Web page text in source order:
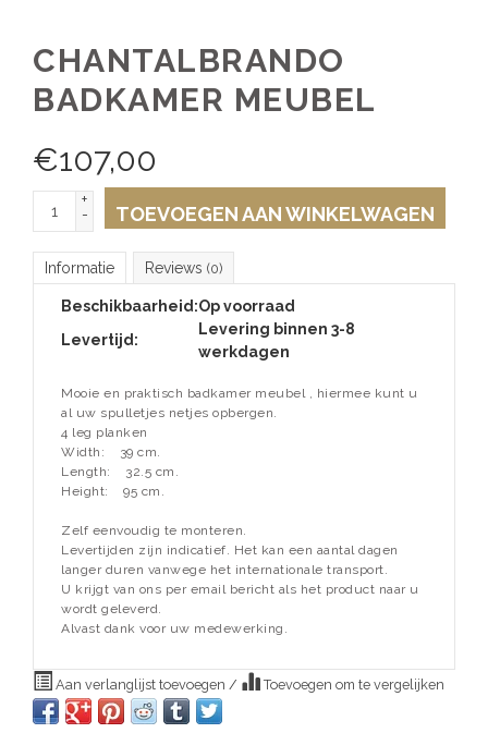
CHANTALBRANDO
BADKAMER MEUBEL
€107,00
+
-
TOEVOEGEN AAN WINKELWAGEN
Informatie Reviews (0)
Beschikbaarheid:Op voorraad
Levertijd:
Levering binnen 3-8
werkdagen
Mooie en praktisch badkamer meubel , hiermee kunt u
al uw spulletjes netjes opbergen.
4 leg planken
Width:
39 cm.
Length:
32.5 cm.
Height:
95 cm.
Zelf eenvoudig te monteren.
Levertijden zijn indicatief. Het kan een aantal dagen
langer duren vanwege het internationale transport.
U krijgt van ons per email bericht als het product naar u
wordt geleverd.
Alvast dank voor uw medewerking.
Aan verlanglijst toevoegen / Toevoegen om te vergelijken